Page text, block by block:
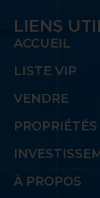
LIENS
ACCUEIL
LISTE VIP
VENDRE
PROPRIÉTÉS
À PROPOS